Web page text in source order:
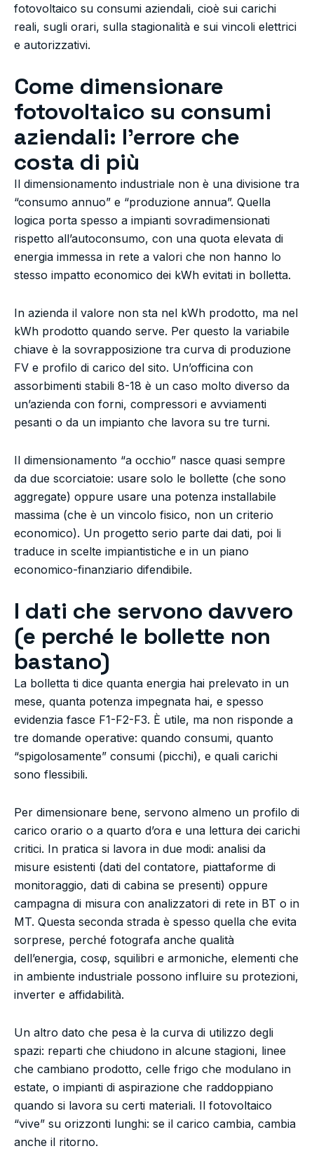
fotovoltaico su consumi aziendali, cioè sui carichi
reali, sugli orari, sulla stagionalità e sui vincoli elettrici
e autorizzativi.
Come dimensionare
fotovoltaico su consumi
aziendali: l’errore che
costa di più
Il dimensionamento industriale non è una divisione tra
“consumo annuo” e “produzione annua”. Quella
logica porta spesso a impianti sovradimensionati
rispetto all’autoconsumo, con una quota elevata di
energia immessa in rete a valori che non hanno lo
stesso impatto economico dei kWh evitati in bolletta.
In azienda il valore non sta nel kWh prodotto, ma nel
kWh prodotto quando serve. Per questo la variabile
chiave è la sovrapposizione tra curva di produzione
FV e profilo di carico del sito. Un’officina con
assorbimenti stabili 8-18 è un caso molto diverso da
un’azienda con forni, compressori e avviamenti
pesanti o da un impianto che lavora su tre turni.
Il dimensionamento “a occhio” nasce quasi sempre
da due scorciatoie: usare solo le bollette (che sono
aggregate) oppure usare una potenza installabile
massima (che è un vincolo fisico, non un criterio
economico). Un progetto serio parte dai dati, poi li
traduce in scelte impiantistiche e in un piano
economico-finanziario difendibile.
I dati che servono davvero
(e perché le bollette non
bastano)
La bolletta ti dice quanta energia hai prelevato in un
mese, quanta potenza impegnata hai, e spesso
evidenzia fasce F1-F2-F3. È utile, ma non risponde a
tre domande operative: quando consumi, quanto
“spigolosamente” consumi (picchi), e quali carichi
sono flessibili.
Per dimensionare bene, servono almeno un profilo di
carico orario o a quarto d’ora e una lettura dei carichi
critici. In pratica si lavora in due modi: analisi da
misure esistenti (dati del contatore, piattaforme di
monitoraggio, dati di cabina se presenti) oppure
campagna di misura con analizzatori di rete in BT o in
MT. Questa seconda strada è spesso quella che evita
sorprese, perché fotografa anche qualità
dell’energia, cosφ, squilibri e armoniche, elementi che
in ambiente industriale possono influire su protezioni,
inverter e affidabilità.
Un altro dato che pesa è la curva di utilizzo degli
spazi: reparti che chiudono in alcune stagioni, linee
che cambiano prodotto, celle frigo che modulano in
estate, o impianti di aspirazione che raddoppiano
quando si lavora su certi materiali. Il fotovoltaico
“vive” su orizzonti lunghi: se il carico cambia, cambia
anche il ritorno.